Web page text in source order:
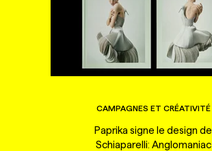
CAMPAGNES ET CRÉATIVITÉ
Paprika signe le design de
Schiaparelli: Anglomaniac